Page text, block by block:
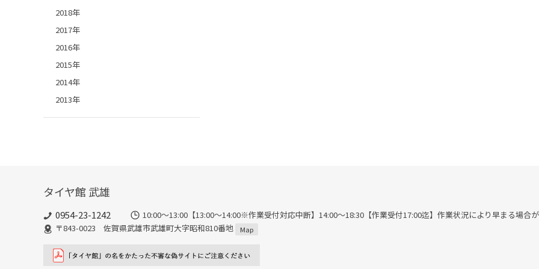
2018年
2017年
2016年
2015年
2014年
2013年
タイヤ館 武雄
0954-23-1242
10:00～13:00【13:00～14:00※作業受付対応中断】14:00～18:30【作業受付17:00迄】作業状況により早まる場合が
〒843-0023 佐賀県武雄市武雄町大字昭和810番地
Map